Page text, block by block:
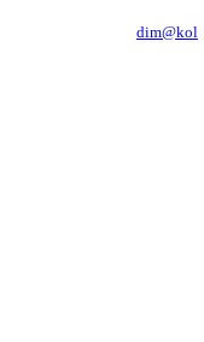
dim@kol